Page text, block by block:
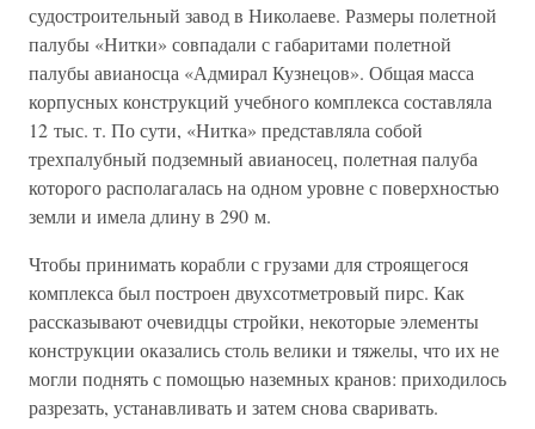
судостроительный завод в Николаеве. Размеры полетной
палубы «Нитки» совпадали с габаритами полетной
палубы авианосца «Адмирал Кузнецов». Общая масса
корпусных конструкций учебного комплекса составляла
12 тыс. т. По сути, «Нитка» представляла собой
трехпалубный подземный авианосец, полетная палуба
которого располагалась на одном уровне с поверхностью
земли и имела длину в 290 м.
Чтобы принимать корабли с грузами для строящегося
комплекса был построен двухсотметровый пирс. Как
рассказывают очевидцы стройки, некоторые элементы
конструкции оказались столь велики и тяжелы, что их не
могли поднять с помощью наземных кранов: приходилось
разрезать, устанавливать и затем снова сваривать.